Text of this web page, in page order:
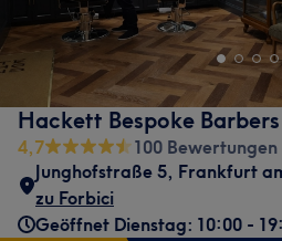
Hackett Bespoke
4,7
100 Bewertungen
Junghofstraße 5, Frankfurt
zu Forbici
Geöffnet Dienstag: 10:00 -